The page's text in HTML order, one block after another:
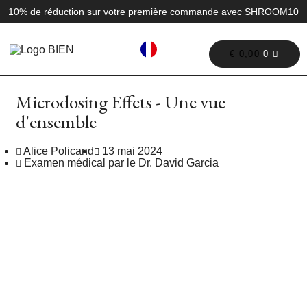
10% de réduction sur votre première commande avec SHROOM10
€ 0,00 0
Microdosing Effets - Une vue
d'ensemble
Alice Policand
13 mai 2024
Examen médical par le Dr. David Garcia